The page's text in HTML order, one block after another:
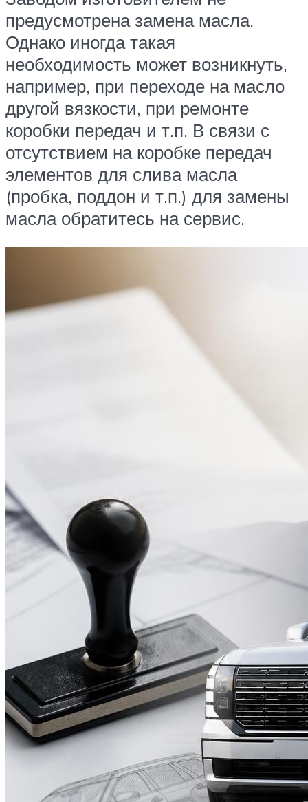
предусмотрена замена масла.
Однако иногда такая
необходимость может возникнуть,
например, при переходе на масло
другой вязкости, при ремонте
коробки передач и т.п. В связи с
отсутствием на коробке передач
элементов для слива масла
(пробка, поддон и т.п.) для замены
масла обратитесь на сервис.